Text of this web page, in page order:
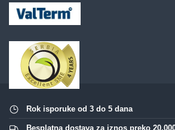
Rok isporuke od 3 do 5 dana
Besplatna dostava za iznos preko